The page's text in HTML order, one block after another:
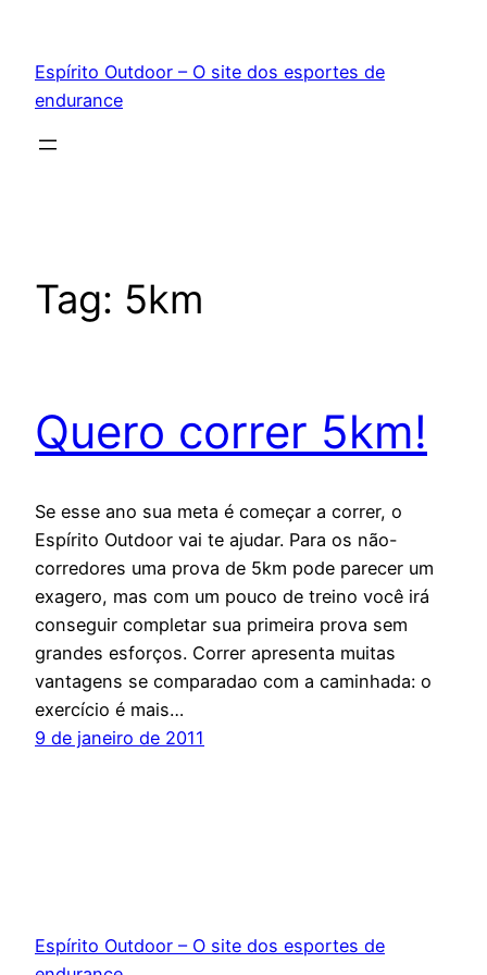
conteúdo
Espírito Outdoor – O site dos esportes de
endurance
Tag: 5km
Quero correr 5km!
Se esse ano sua meta é começar a correr, o
Espírito Outdoor vai te ajudar. Para os não-
corredores uma prova de 5km pode parecer um
exagero, mas com um pouco de treino você irá
conseguir completar sua primeira prova sem
grandes esforços. Correr apresenta muitas
vantagens se comparadao com a caminhada: o
exercício é mais…
9 de janeiro de 2011
Espírito Outdoor – O site dos esportes de